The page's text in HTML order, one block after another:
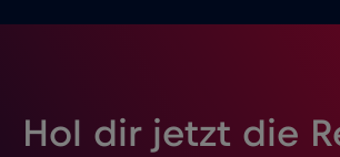
Hol dir jetzt die